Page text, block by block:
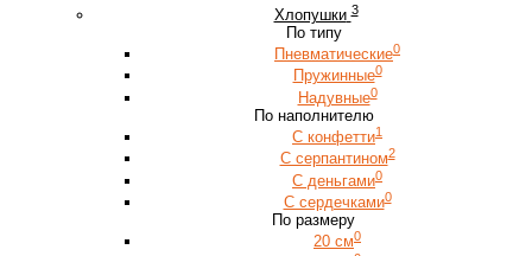
Хлопушки 3
По типу
Пневматические0
Пружинные0
Надувные0
По наполнителю
С конфетти1
С серпантином2
С деньгами0
С сердечками0
По размеру
20 см0